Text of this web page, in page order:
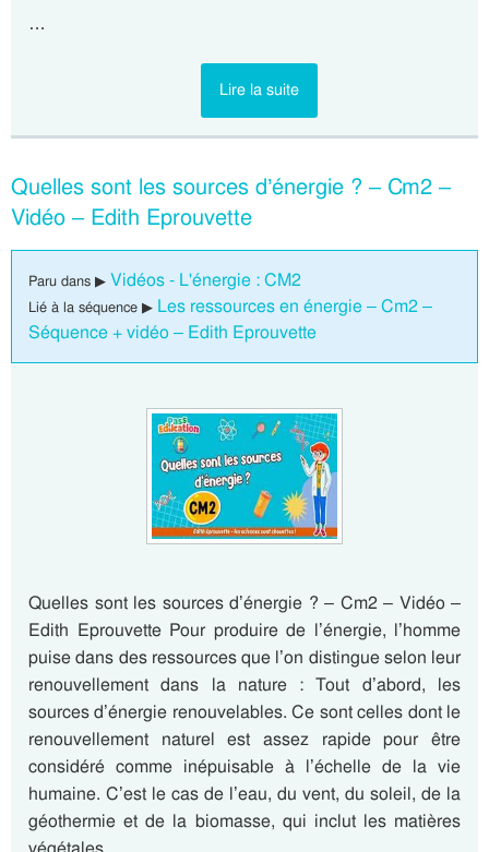
…
Lire la suite
Quelles sont les sources d’énergie ? – Cm2 –
Vidéo – Edith Eprouvette
Paru dans ▶ Vidéos - L'énergie : CM2
Lié à la séquence ▶ Les ressources en énergie – Cm2 –
Séquence + vidéo – Edith Eprouvette
Quelles sont les sources d’énergie ? – Cm2 – Vidéo –
Edith Eprouvette Pour produire de l’énergie, l’homme
puise dans des ressources que l’on distingue selon leur
renouvellement dans la nature : Tout d’abord, les
sources d’énergie renouvelables. Ce sont celles dont le
renouvellement naturel est assez rapide pour être
considéré comme inépuisable à l’échelle de la vie
humaine. C’est le cas de l’eau, du vent, du soleil, de la
géothermie et de la biomasse, qui inclut les matières